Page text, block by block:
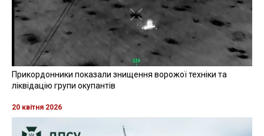
Прикордонники показали знищення ворожої техніки та
ліквідацію групи окупантів
20 квітня 2026